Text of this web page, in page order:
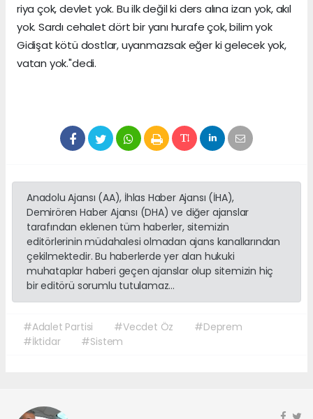
riya çok, devlet yok. Bu ilk değil ki ders alına izan yok, akıl
yok. Sardı cehalet dört bir yanı hurafe çok, bilim yok
Gidişat kötü dostlar, uyanmazsak eğer ki gelecek yok,
vatan yok."dedi.
Anadolu Ajansı (AA), İhlas Haber Ajansı (İHA),
Demirören Haber Ajansı (DHA) ve diğer ajanslar
tarafından eklenen tüm haberler, sitemizin
editörlerinin müdahalesi olmadan ajans kanallarından
çekilmektedir. Bu haberlerde yer alan hukuki
muhataplar haberi geçen ajanslar olup sitemizin hiç
bir editörü sorumlu tutulamaz...
#Adalet Partisi #Vecdet Öz
#Deprem
#İktidar
#Sistem